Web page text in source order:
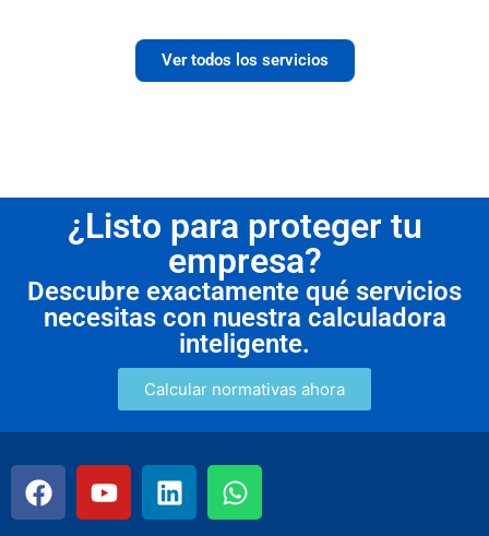
Ver todos los servicios
¿Listo para proteger tu
empresa?
Descubre exactamente qué servicios
necesitas con nuestra calculadora
inteligente.
Calcular normativas ahora